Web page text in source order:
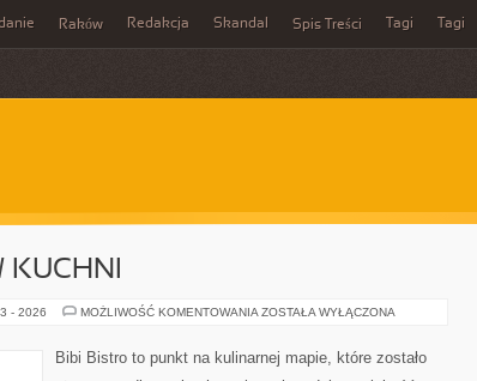
Raków Redakcja Skandal Spis Treści Tagi Tagi
KUCHNI
- 2026 MOŻLIWOŚĆ KOMENTOWANIA ZERO-
KUCHNI
ZOSTAŁA WYŁĄCZONA
Bibi Bistro to punkt na kulinarnej mapie, które zostało